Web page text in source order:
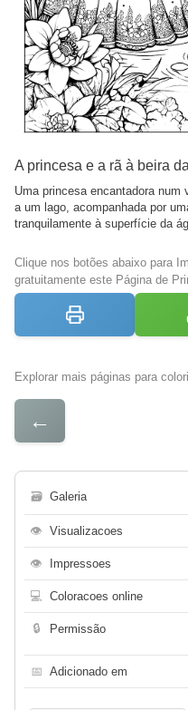
A princesa e a rã à beira
Uma princesa encantadora
a um lago, acompanhada por
tranquilamente à superfície da
Clique nos botões abaixo para
gratuitamente este Página de
Explorar mais páginas para
←
🗃 Galeria
👁 Visualizacoes
👁 Impressoes
💻 Coloracoes online
🔒 Permissão
📅 Adicionado em